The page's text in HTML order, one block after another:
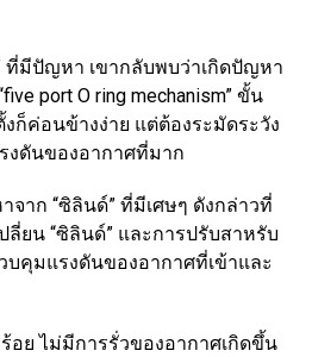
ที่มีปัญหา เขากลับพบว่าเกิดปัญหา
port O ring mechanism” ขั้น
ก็ค่อนข้างง่าย แต่ต้องระมัดระวัง
งดันของอากาศที่มาก
จาก “ซิลินด์” ที่มีเศษๆ ดังกล่าวที่
ยน “ซิลินด์” และการปรับสาหรับ
บคุมแรงดันของอากาศที่เข้าและ
อย ไม่มีการรั่วของอากาศเกิดขึ้น